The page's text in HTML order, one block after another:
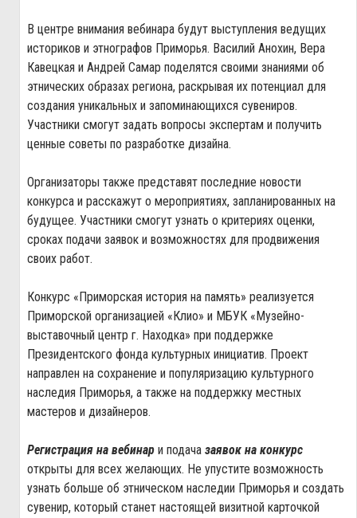
В центре внимания вебинара будут выступления ведущих
историков и этнографов Приморья. Василий Анохин, Вера
Кавецкая и Андрей Самар поделятся своими знаниями об
этнических образах региона, раскрывая их потенциал для
создания уникальных и запоминающихся сувениров.
Участники смогут задать вопросы экспертам и получить
ценные советы по разработке дизайна.
Организаторы также представят последние новости
конкурса и расскажут о мероприятиях, запланированных на
будущее. Участники смогут узнать о критериях оценки,
сроках подачи заявок и возможностях для продвижения
своих работ.
Конкурс «Приморская история на память» реализуется
Приморской организацией «Клио» и МБУК «Музейно-
выставочный центр г. Находка» при поддержке
Президентского фонда культурных инициатив. Проект
направлен на сохранение и популяризацию культурного
наследия Приморья, а также на поддержку местных
мастеров и дизайнеров.
Регистрация на вебинар и подачазаявок на конкурс
открыты для всех желающих. Не упустите возможность
узнать больше об этническом наследии Приморья и создать
сувенир, который станет настоящей визитной карточкой